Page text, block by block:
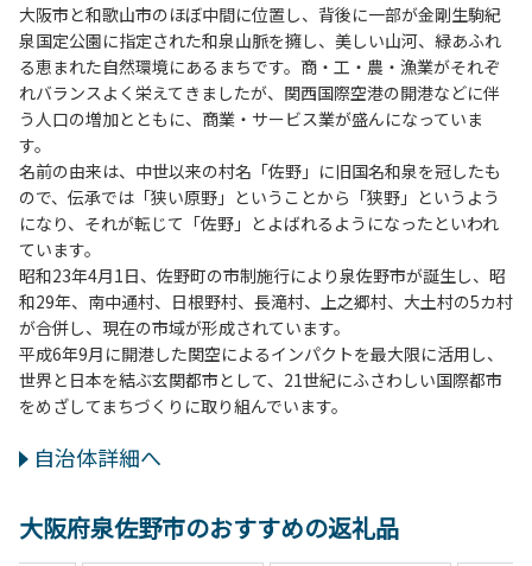
大阪市と和歌山市のほぼ中間に位置し、背後に一部が金剛生駒紀
泉国定公園に指定された和泉山脈を擁し、美しい山河、緑あふれ
る恵まれた自然環境にあるまちです。商・工・農・漁業がそれぞ
れバランスよく栄えてきましたが、関西国際空港の開港などに伴
う人口の増加とともに、商業・サービス業が盛んになっていま
す。
名前の由来は、中世以来の村名「佐野」に旧国名和泉を冠したも
ので、伝承では「狭い原野」ということから「狭野」というよう
になり、それが転じて「佐野」とよばれるようになったといわれ
ています。
昭和23年4月1日、佐野町の市制施行により泉佐野市が誕生し、昭
和29年、南中通村、日根野村、長滝村、上之郷村、大土村の5カ村
が合併し、現在の市域が形成されています。
平成6年9月に開港した関空によるインパクトを最大限に活用し、
世界と日本を結ぶ玄関都市として、21世紀にふさわしい国際都市
をめざしてまちづくりに取り組んでいます。
自治体詳細へ
大阪府泉佐野市のおすすめの返礼品